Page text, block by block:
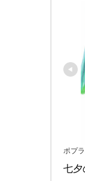
ポプ
七夕